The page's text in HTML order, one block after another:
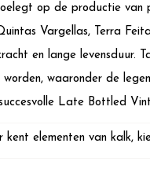
op de productie van
Vargellas, Terra
en lange levensduur.
worden, waaronder de
Late Bottled
elementen van kalk,